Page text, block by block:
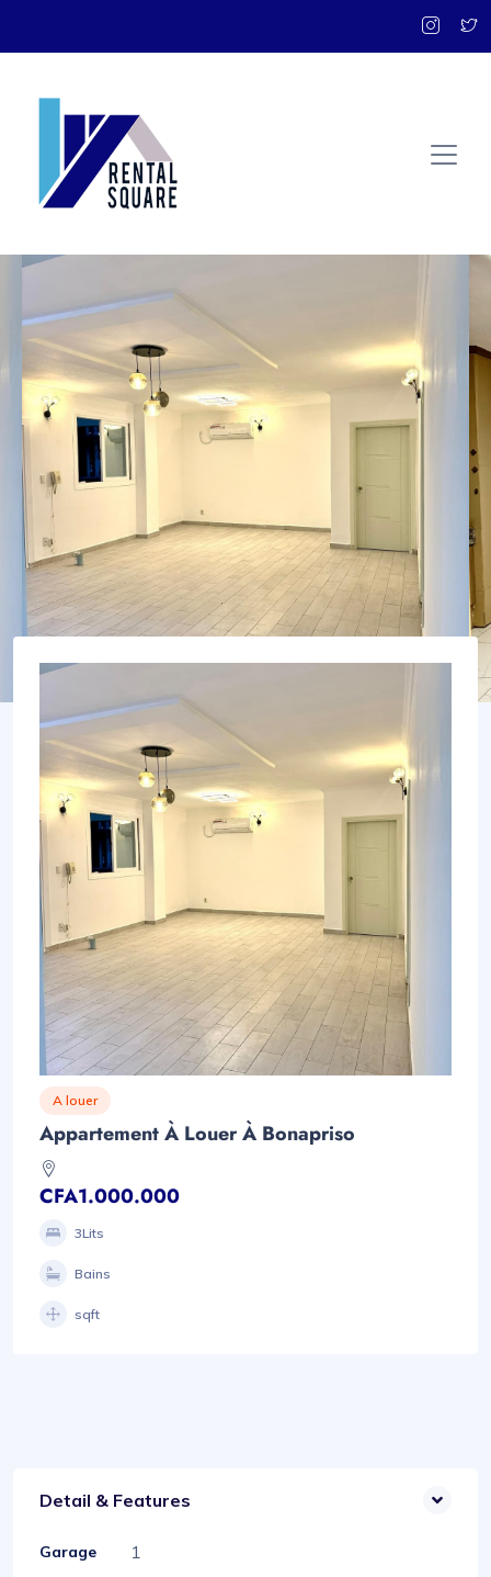
A louer
Appartement À Louer À Bonapriso
CFA1.000.000
3Lits
Bains
sqft
Detail & Features
Garage 1